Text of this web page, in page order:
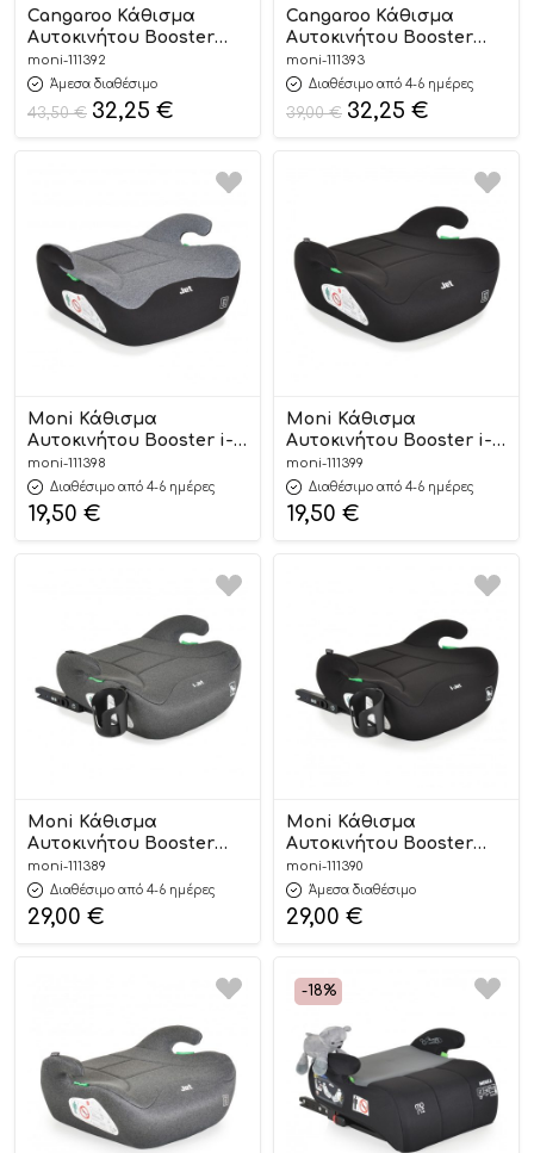
Cangaroo Κάθισμα
Αυτοκινήτου Booster
Isofix I-Swift Grey 125-
150cm 3801005152308
moni-111392
Άμεσα διαθέσιμο
43,50€ 32,25 €
Cangaroo Κάθισμα
Αυτοκινήτου Booster
Isofix I-Swift Blue 125-
150cm 3801005152322
moni-111393
Διαθέσιμο από 4-6 ημέρες
39,00€ 32,25 €
Moni Κάθισμα
Αυτοκινήτου Booster i-
Size Jet Grey 125-150cm
3801005152155
moni-111398
Διαθέσιμο από 4-6 ημέρες
19,50 €
Moni Κάθισμα
Αυτοκινήτου Booster i-
Size Jet Black 125-150cm
3801005152148
moni-111399
Διαθέσιμο από 4-6 ημέρες
19,50 €
Moni Κάθισμα
Αυτοκινήτου Booster
Isofix I-Jet Grey 125-
150cm 3801005152186
moni-111389
Διαθέσιμο από 4-6 ημέρες
29,00 €
Moni Κάθισμα
Αυτοκινήτου Booster
Isofix I-Jet Black 125-
150cm 3801005152179
moni-111390
Άμεσα διαθέσιμο
29,00 €
-18%